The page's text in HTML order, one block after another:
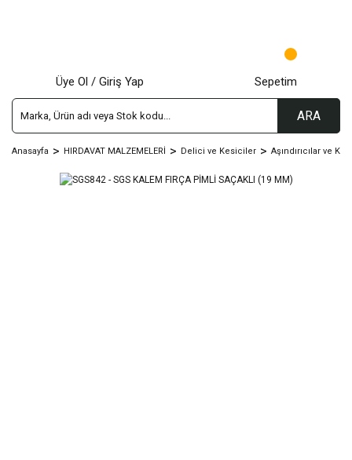
ARA
Üye Ol / Giriş Yap Sepetim
Anasayfa HIRDAVAT MALZEMELERİ Delici ve Kesiciler Aşındırıcılar ve